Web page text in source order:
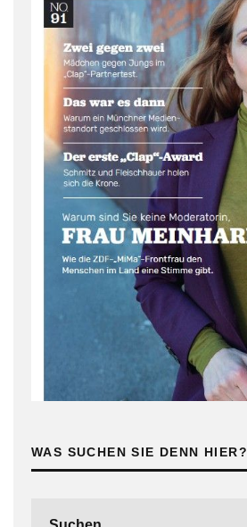
WAS SUCHEN SIE DENN HIER?